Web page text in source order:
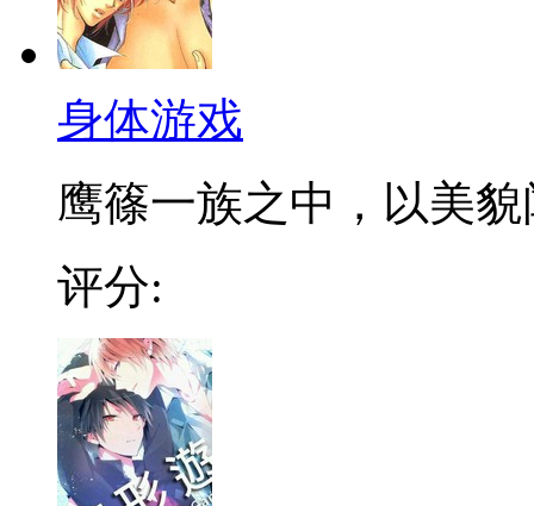
身体游戏
鹰篠一族之中，以美
评分: